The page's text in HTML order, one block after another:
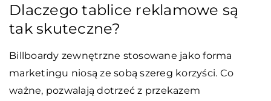
Dlaczego tablice reklamowe są
tak skuteczne?
Billboardy zewnętrzne stosowane jako forma
marketingu niosą ze sobą szereg korzyści. Co
ważne, pozwalają dotrzeć z przekazem